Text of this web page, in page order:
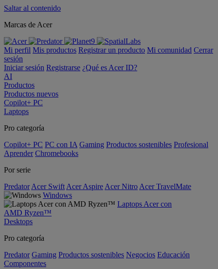
Saltar al contenido
Marcas de Acer
Mi perfil Mis productos Registrar un producto Mi comunidad Cerrar
sesión
Iniciar sesión Registrarse ¿Qué es Acer ID?
AI
Productos
Productos nuevos
Copilot+ PC
Laptops
Pro categoría
Copilot+ PC PC con IA Gaming Productos sostenibles Profesional
Aprender Chromebooks
Por serie
Predator Acer Swift Acer Aspire Acer Nitro Acer TravelMate
Windows
Laptops Acer con
AMD Ryzen™
Desktops
Pro categoría
Predator Gaming Productos sostenibles Negocios Educación
Componentes